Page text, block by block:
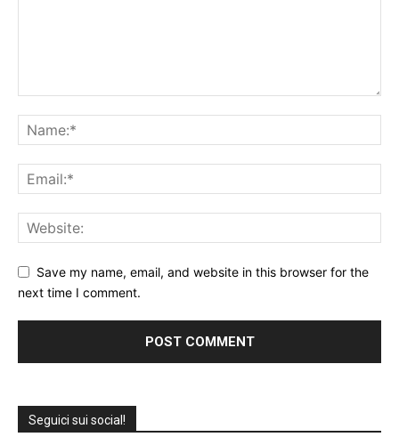
Save my name, email, and website in this browser for the
next time I comment.
Seguici sui social!